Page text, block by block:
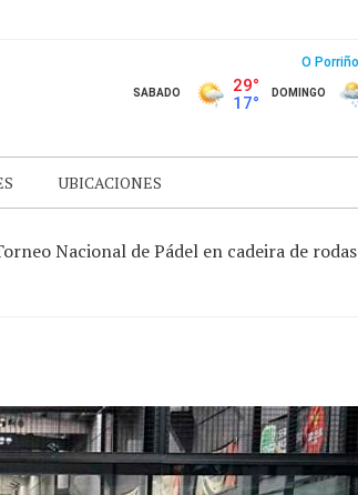
UBICACIONES
Nacional de Pádel en cadeira de rodas